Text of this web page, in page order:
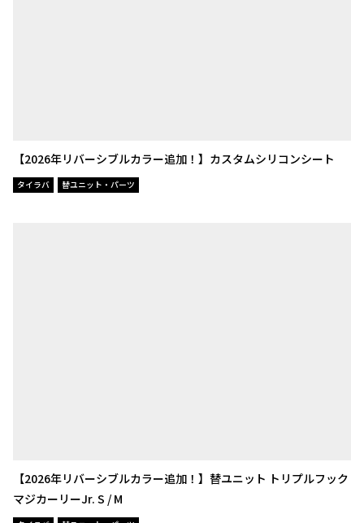
【2026年リバーシブルカラー追加！】カスタムシリコンシート
タイラバ 替ユニット・パーツ
【2026年リバーシブルカラー追加！】替ユニット トリプルフック
マジカーリーJr. S / M